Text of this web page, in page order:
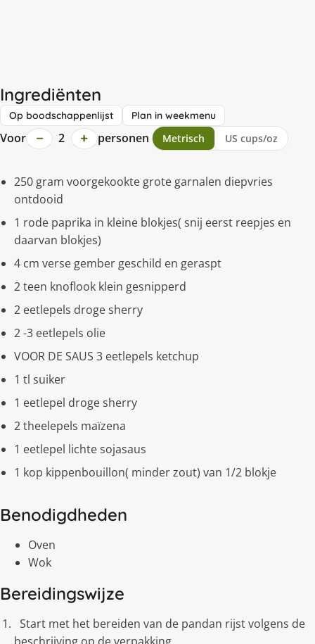
Ingrediënten
Op boodschappenlijst Plan in weekmenu
Voor − 2 + personen Metrisch US cups/oz
250 gram voorgekookte grote garnalen diepvries
ontdooid
1 rode paprika in kleine blokjes( snĳ eerst reepjes en
daarvan blokjes)
4 cm verse gember geschild en geraspt
2 teen knoflook klein gesnipperd
2 eetlepels droge sherry
2 -3 eetlepels olie
VOOR DE SAUS 3 eetlepels ketchup
1 tl suiker
1 eetlepel droge sherry
2 theelepels maïzena
1 eetlepel lichte sojasaus
1 kop kippenbouillon( minder zout) van 1/2 blokje
Benodigdheden
Oven
Wok
Bereidingswijze
Start met het bereiden van de pandan rĳst volgens de